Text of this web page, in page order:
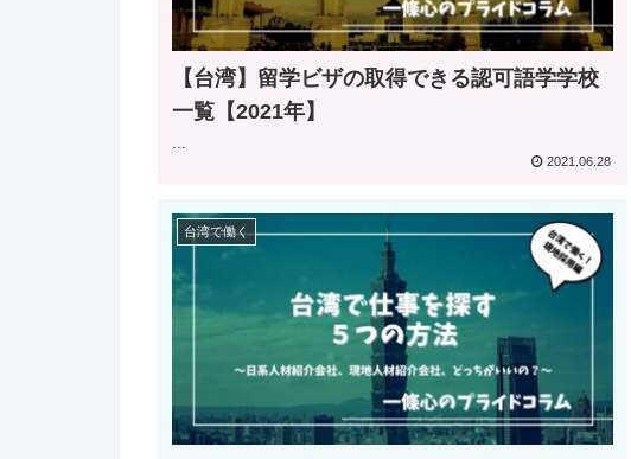
【台湾】留学ビザの取得できる認可語学学校
一覧【2021年】
...
2021.06.28
台湾で働く